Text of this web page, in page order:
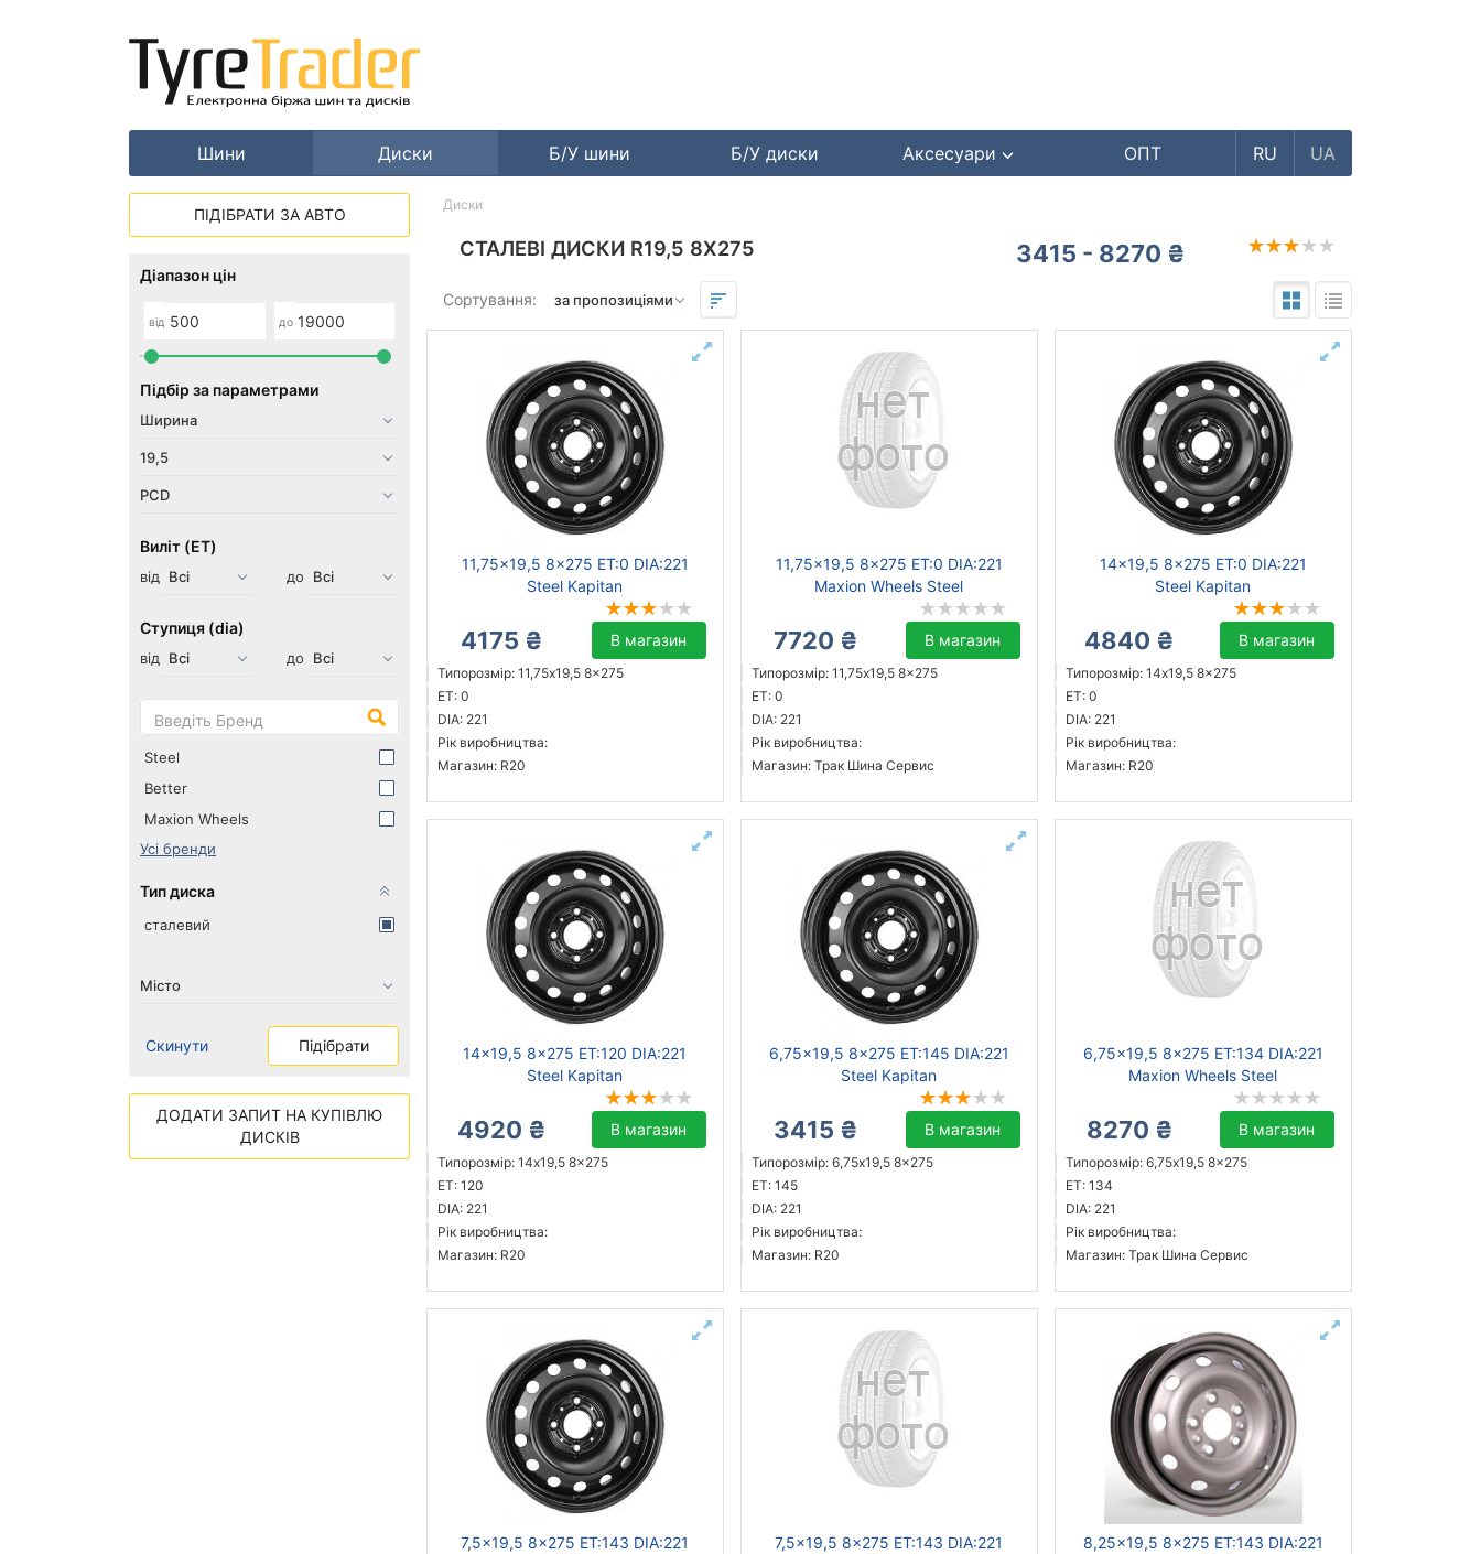
Шини Диски Б/У шини Б/У диски Аксесуари ОПТ RU UA
СТАЛЕВІ ДИСКИ R19,5 8X275 3415 - 8270 ₴
Сортування:
11,75x19,5 8x275 ET:0 DIA:221
Steel Kapitan
4175 ₴ В магазин
Типорозмір: 11,75x19,5 8x275
ET: 0
DIA: 221
Рік виробництва:
Магазин: R20
11,75x19,5 8x275 ET:0 DIA:221
Maxion Wheels Steel
7720 ₴ В магазин
Типорозмір: 11,75x19,5 8x275
ET: 0
DIA: 221
Рік виробництва:
Магазин: Трак Шина Сервис
14x19,5 8x275 ET:0 DIA:221
Steel Kapitan
4840 ₴ В магазин
Типорозмір: 14x19,5 8x275
ET: 0
DIA: 221
Рік виробництва:
Магазин: R20
14x19,5 8x275 ET:120 DIA:221
Steel Kapitan
4920 ₴ В магазин
Типорозмір: 14x19,5 8x275
ET: 120
DIA: 221
Рік виробництва:
Магазин: R20
6,75x19,5 8x275 ET:145 DIA:221
Steel Kapitan
3415 ₴ В магазин
Типорозмір: 6,75x19,5 8x275
ET: 145
DIA: 221
Рік виробництва:
Магазин: R20
6,75x19,5 8x275 ET:134 DIA:221
Maxion Wheels Steel
8270 ₴ В магазин
Типорозмір: 6,75x19,5 8x275
ET: 134
DIA: 221
Рік виробництва:
Магазин: Трак Шина Сервис
7,5x19,5 8x275 ET:143 DIA:221
7,5x19,5 8x275 ET:143 DIA:221
8,25x19,5 8x275 ET:143 DIA:221
Диски
ПІДІБРАТИ ЗА АВТО
Діапазон цін
від до
Підбір за параметрами
Виліт (ET)
від до
Ступиця (dia)
від до
Steel
Better
Maxion Wheels
Усі бренди
Тип диска
сталевий
Скинути Підібрати
ДОДАТИ ЗАПИТ НА КУПІВЛЮ
ДИСКІВ